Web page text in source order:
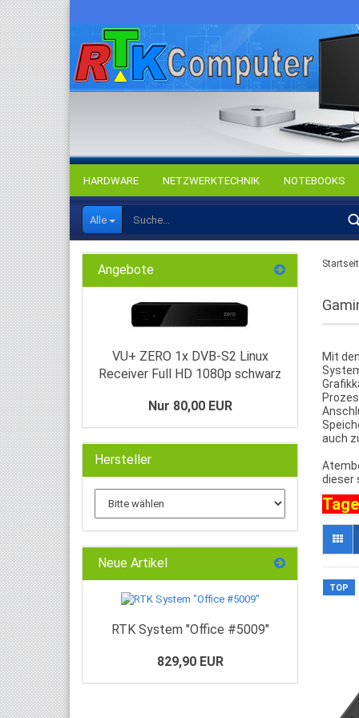
Alle
HARDWARE NETZWERKTECHNIK NOTEBOOKS
Mit
auch
dieser
TOP
Angebote
VU+ ZERO 1x DVB-S2 Linux
Receiver Full HD 1080p schwarz
Nur 80,00 EUR
Hersteller
Neue Artikel
RTK System "Office #5009"
829,90 EUR